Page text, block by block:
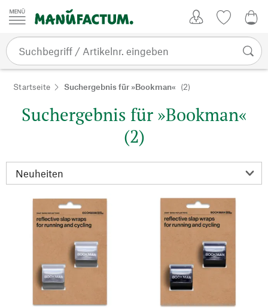
Zum Inhalt springen
Startseite Suchergebnis für »Bookman« (2)
Suchergebnis für »Bookman«
(2)